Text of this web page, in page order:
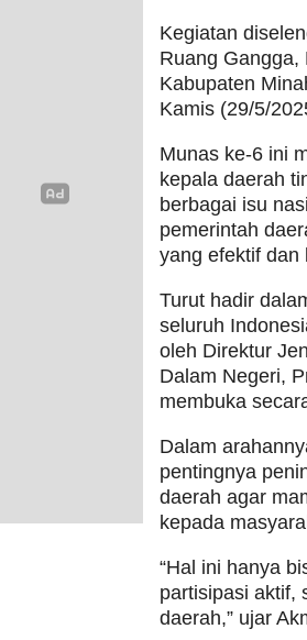
Kegiatan
Ruang Gangga,
Kabupaten
Kamis (29/5/
Munas ke-6 ini
kepala daerah
berbagai isu
pemerintah
yang efektif dan
Turut hadir
seluruh
oleh Direktur
Dalam Negeri,
membuka
Dalam
pentingnya
daerah agar
kepada
“Hal ini hanya
partisipasi aktif,
daerah,” ujar